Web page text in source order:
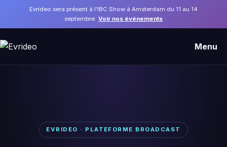
Evrideo sera présent à l'IBC Show à Amsterdam du 11 au 14
septembre. Voir nos événements
Menu
EVRIDEO · PLATEFORME BROADCAST